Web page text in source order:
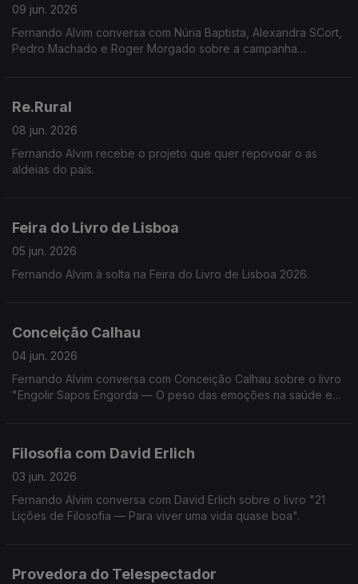
09 jun. 2026
Fernando Alvim conversa com Núria Baptista, Alexandra SCort,
Pedro Machado e Roger Morgado sobre a campanha
Re.Rural
08 jun. 2026
Fernando Alvim recebe o projeto que quer repovoar o as
aldeias do país.
Feira do Livro de Lisboa
05 jun. 2026
Fernando Alvim à solta na Feira do Livro de Lisboa 2026.
Conceição Calhau
04 jun. 2026
Fernando Alvim conversa com Conceição Calhau sobre o livro
"Engolir Sapos Engorda — O peso das emoções na saúde e
Filosofia com David Erlich
03 jun. 2026
Fernando Alvim conversa com David Erlich sobre o livro "21
Lições de Filosofia — Para viver uma vida quase boa".
Provedora do Telespectador